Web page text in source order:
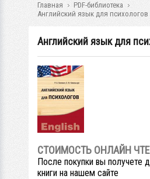
Главная
PDF-библиотека
Английский язык для психологов
Английский язык для
СТОИМОСТЬ ОНЛАЙН
После покупки вы получете
книги на нашем сайте